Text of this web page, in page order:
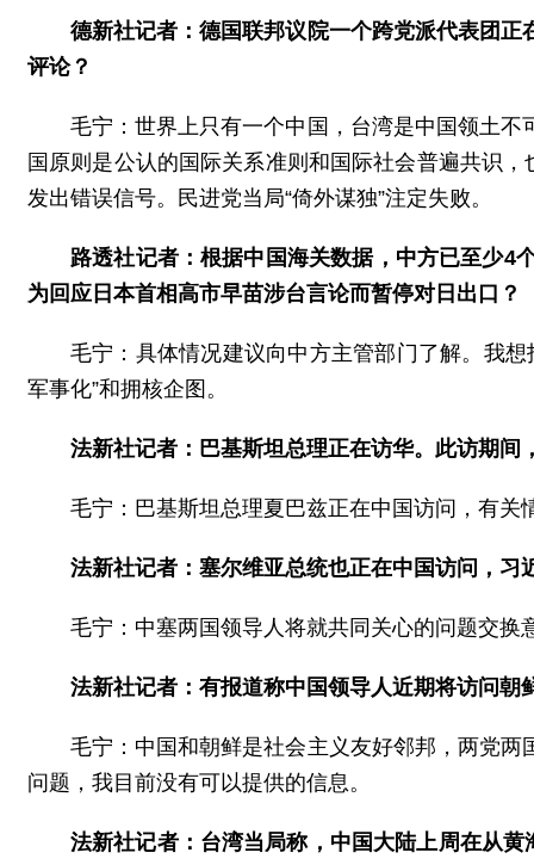
德新社记者：德国联邦议院一个跨党派代表团
评论？
毛宁：世界上只有一个中国，台湾是中国领土
国原则是公认的国际关系准则和国际社会普遍共识
发出错误信号。民进党当局“倚外谋独”注定失败。
路透社记者：根据中国海关数据，中方已至少4
为回应日本首相高市早苗涉台言论而暂停对日出口？
毛宁：具体情况建议向中方主管部门了解。我
军事化”和拥核企图。
法新社记者：巴基斯坦总理正在访华。此访期间
毛宁：巴基斯坦总理夏巴兹正在中国访问，有
法新社记者：塞尔维亚总统也正在中国访问，
毛宁：中塞两国领导人将就共同关心的问题交换
法新社记者：有报道称中国领导人近期将访问朝
毛宁：中国和朝鲜是社会主义友好邻邦，两党
问题，我目前没有可以提供的信息。
法新社记者：台湾当局称，中国大陆上周在从